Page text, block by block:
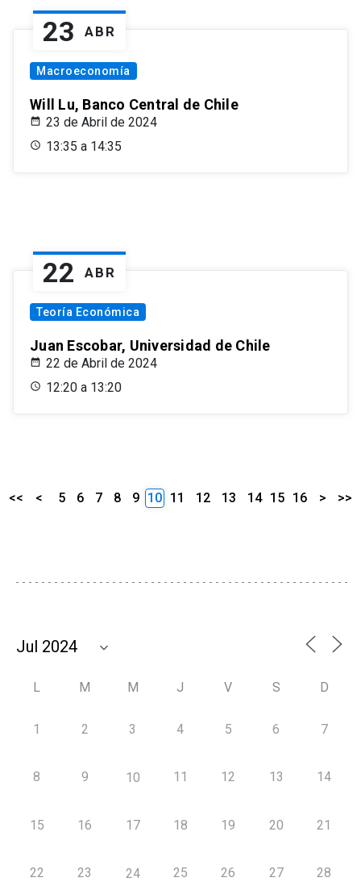
23 ABR
Macroeconomía
Will Lu, Banco Central de Chile
23 de Abril de 2024
13:35 a 14:35
22 ABR
Teoría Económica
Juan Escobar, Universidad de Chile
22 de Abril de 2024
12:20 a 13:20
<< < 5 6 7 8 9 10 11 12 13 14 15 16 > >>
L M M J V S D
1 2 3 4 5 6 7
8 9 10 11 12 13 14
15 16 17 18 19 20 21
22 23 24 25 26 27 28